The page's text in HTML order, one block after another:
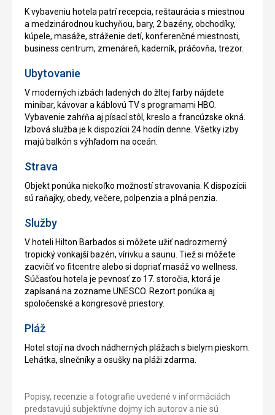
K vybaveniu hotela patrí recepcia, reštaurácia s miestnou
a medzinárodnou kuchyňou, bary, 2 bazény, obchodíky,
kúpele, masáže, stráženie detí, konferenčné miestnosti,
business centrum, zmenáreň, kaderník, práčovňa, trezor.
Ubytovanie
V moderných izbách ladených do žltej farby nájdete
minibar, kávovar a káblovú TV s programami HBO.
Vybavenie zahŕňa aj písací stôl, kreslo a francúzske okná.
Izbová služba je k dispozícii 24 hodín denne. Všetky izby
majú balkón s výhľadom na oceán.
Strava
Objekt ponúka niekoľko možností stravovania. K dispozícii
sú raňajky, obedy, večere, polpenzia a plná penzia.
Služby
V hoteli Hilton Barbados si môžete užiť nadrozmerný
tropický vonkajší bazén, vírivku a saunu. Tiež si môžete
zacvičiť vo fitcentre alebo si dopriať masáž vo wellness.
Súčasťou hotela je pevnosť zo 17. storočia, ktorá je
zapísaná na zozname UNESCO. Rezort ponúka aj
spoločenské a kongresové priestory.
Pláž
Hotel stojí na dvoch nádherných plážach s bielym pieskom.
Lehátka, slnečníky a osušky na pláži zdarma.
Popisy, recenzie a fotografie uvedené v informáciách
predstavujú subjektívne dojmy ich autorov a nie sú